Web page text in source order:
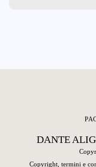
DANTE
Copyright, termini e